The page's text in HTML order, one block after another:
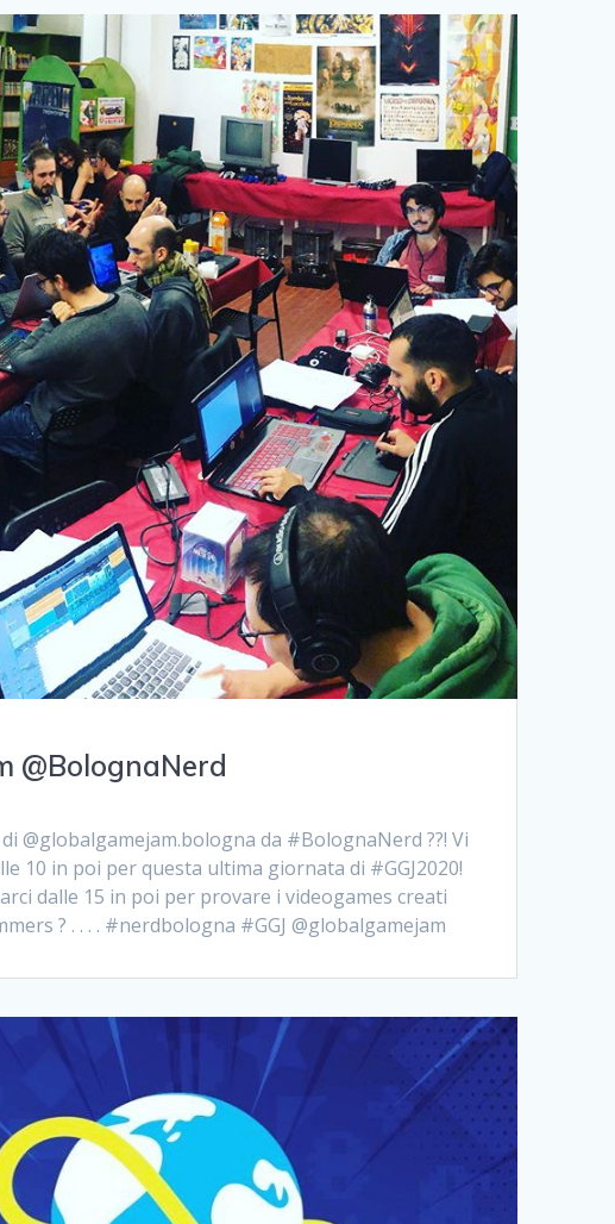
@BolognaNerd
@globalgamejam.bologna da #BolognaNerd ??! Vi
10 in poi per questa ultima giornata di #GGJ2020!
dalle 15 in poi per provare i videogames creati
? . . . . #nerdbologna #GGJ @globalgamejam